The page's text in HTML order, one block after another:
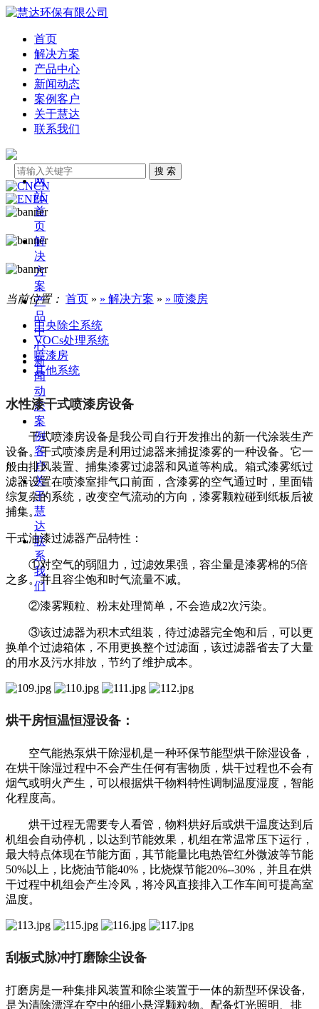
首页
解决方案
产品中心
新闻动态
案例客户
关于慧达
联系我们
网
站
首
页
解
决
方
案
产
品
中
心
新
闻
动
态
案
例
客
户
关
于
慧
达
联
系
我
们
CN
EN
当前位置： 首页 » » 解决方案 » » 喷漆房
中央除尘系统
VOCs处理系统
喷漆房
其他系统
水性漆干式喷漆房设备
干式喷漆房设备是我公司自行开发推出的新一代涂装生产
设备。干式喷漆房是利用过滤器来捕捉漆雾的一种设备。它一
般由排风装置、捕集漆雾过滤器和风道等构成。箱式漆雾纸过
滤器设置在喷漆室排气口前面，含漆雾的空气通过时，里面错
综复杂的系统，改变空气流动的方向，漆雾颗粒碰到纸板后被
捕集。
干式油漆过滤器产品特性：
①对空气的弱阻力，过滤效果强，容尘量是漆雾棉的5倍
之多。并且容尘饱和时气流量不减。
②漆雾颗粒、粉末处理简单，不会造成2次污染。
③该过滤器为积木式组装，待过滤器完全饱和后，可以更
换单个过滤箱体，不用更换整个过滤面，该过滤器省去了大量
的用水及污水排放，节约了维护成本。
烘干房恒温恒湿设备：
空气能热泵烘干除湿机是一种环保节能型烘干除湿设备，
在烘干除湿过程中不会产生任何有害物质，烘干过程也不会有
烟气或明火产生，可以根据烘干物料特性调制温度湿度，智能
化程度高。
烘干过程无需要专人看管，物料烘好后或烘干温度达到后
机组会自动停机，以达到节能效果，机组在常温常压下运行，
最大特点体现在节能方面，其节能量比电热管红外微波等节能
50%以上，比烧油节能40%，比烧煤节能20%--30%，并且在烘
干过程中机组会产生冷风，将冷风直接排入工作车间可提高室
温度。
刮板式脉冲打磨除尘设备
打磨房是一种集排风装置和除尘装置于一体的新型环保设备,
是为清除漂浮在空中的细小悬浮颗粒物。配备灯光照明、排